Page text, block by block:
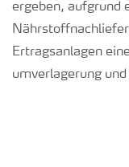
ergeben, aufgrund
Ertragsanlagen
umverlagerung